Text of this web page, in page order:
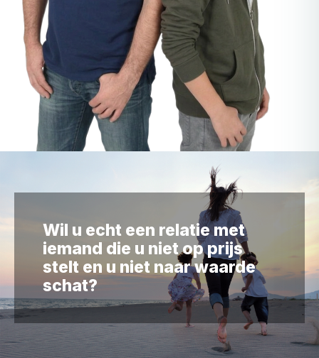
Wil u echt een relatie met
iemand die u niet op prijs
stelt en u niet naar waarde
schat?